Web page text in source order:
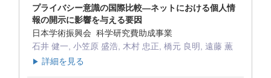
プライバシー意識の国際比較―ネットにおける個人情
報の開示に影響を与える要因
日本学術振興会 科学研究費助成事業
石井 健一, 小笠原 盛浩, 木村 忠正, 橋元 良明, 遠藤 薫
▶ 詳細を見る